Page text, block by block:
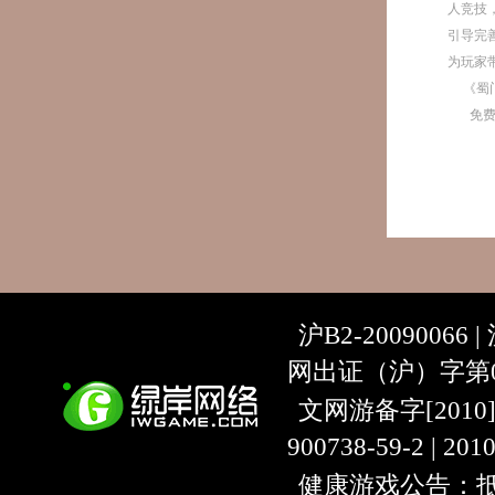
人竞技
引导完
为玩家
《
免
沪B2-20090066 |
网出证（沪）字
文网游备字
900738-59-2 |
健康游戏公告：